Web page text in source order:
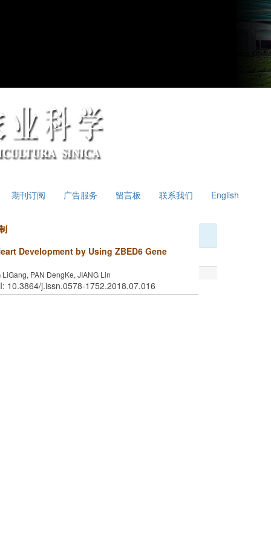
期刊订阅 广告服务 留言板 联系我们 English
Development by Using ZBED6 Gene
PAN DengKe, JIANG Lin
10.3864/j.issn.0578-1752.2018.07.016